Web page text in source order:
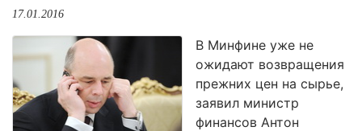
17.01.2016
В Минфине уже не
ожидают возвращения
прежних цен на сырье,
заявил министр
финансов Антон